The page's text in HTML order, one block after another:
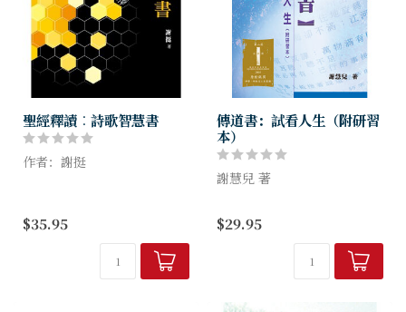
聖經釋讀︰詩歌智慧書
作者：謝挺
者的嚴謹治學態度、女性的獨
特細膩觸覺，把十多年的研究
和教學成果，凝練成這本四百
多頁的書，從...
$35.95
傳道書：試看人生（附研習
本）
謝慧兒 著
受人作為受造之物的限制，以
及承認上帝的主權，才能夠在
「人必有一死」的前提下，仍
然敬畏不可知的上帝，並且得
$29.95